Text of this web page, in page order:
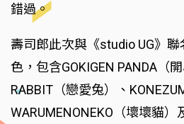
錯過。
壽司郎此次與《studio UG》
色，包含GOKIGEN PANDA（
RABBIT（戀愛兔）、
WARUMENONEKO（壞壞貓）